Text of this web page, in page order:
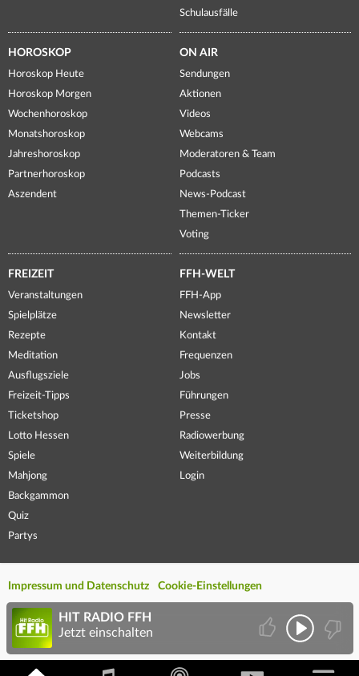
Schulausfälle
HOROSKOP
Horoskop Heute
Horoskop Morgen
Wochenhoroskop
Monatshoroskop
Jahreshoroskop
Partnerhoroskop
Aszendent
ON AIR
Sendungen
Aktionen
Videos
Webcams
Moderatoren & Team
Podcasts
News-Podcast
Themen-Ticker
Voting
FREIZEIT
Veranstaltungen
Spielplätze
Rezepte
Meditation
Ausflugsziele
Freizeit-Tipps
Ticketshop
Lotto Hessen
Spiele
Mahjong
Backgammon
Quiz
Partys
FFH-WELT
FFH-App
Newsletter
Kontakt
Frequenzen
Jobs
Führungen
Presse
Radiowerbung
Weiterbildung
Login
Impressum und Datenschutz Cookie-Einstellungen
HIT RADIO FFH
Jetzt einschalten